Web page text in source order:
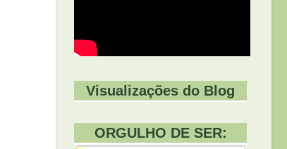
Visualizações do Blog
ORGULHO DE SER: